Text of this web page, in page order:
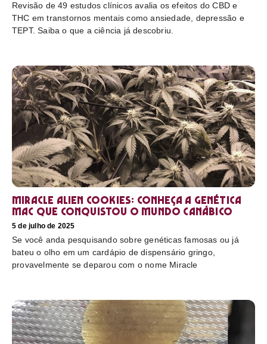
Revisão de 49 estudos clínicos avalia os efeitos do CBD e
THC em transtornos mentais como ansiedade, depressão e
TEPT. Saiba o que a ciência já descobriu.
Miracle Alien Cookies: conheça a genética
MAC que conquistou o mundo canábico
5 de julho de 2025
Se você anda pesquisando sobre genéticas famosas ou já
bateu o olho em um cardápio de dispensário gringo,
provavelmente se deparou com o nome Miracle